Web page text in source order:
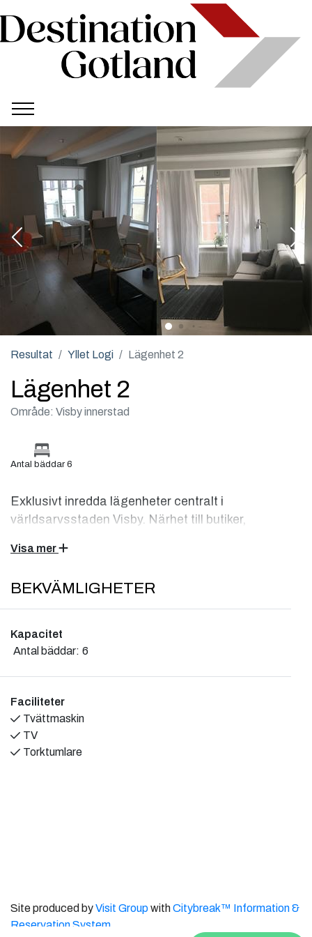
Resultat Yllet Logi Lägenhet 2
Lägenhet 2
Område: Visby innerstad
Antal bäddar 6
Exklusivt inredda lägenheter centralt i
världsarvsstaden Visby. Närhet till butiker,
nybyggda i en delvis medeltida fastighet med
köksstandard.
personer) Två sovrum med två 80-sängar. Ett vardagsrum
öppen planlösning.
Visa mer
BEKVÄMLIGHETER
Kapacitet
Antal bäddar: 6
Faciliteter
Tvättmaskin
TV
Torktumlare
Site produced byVisit GroupwithCitybreak™ Information &
Reservation System.